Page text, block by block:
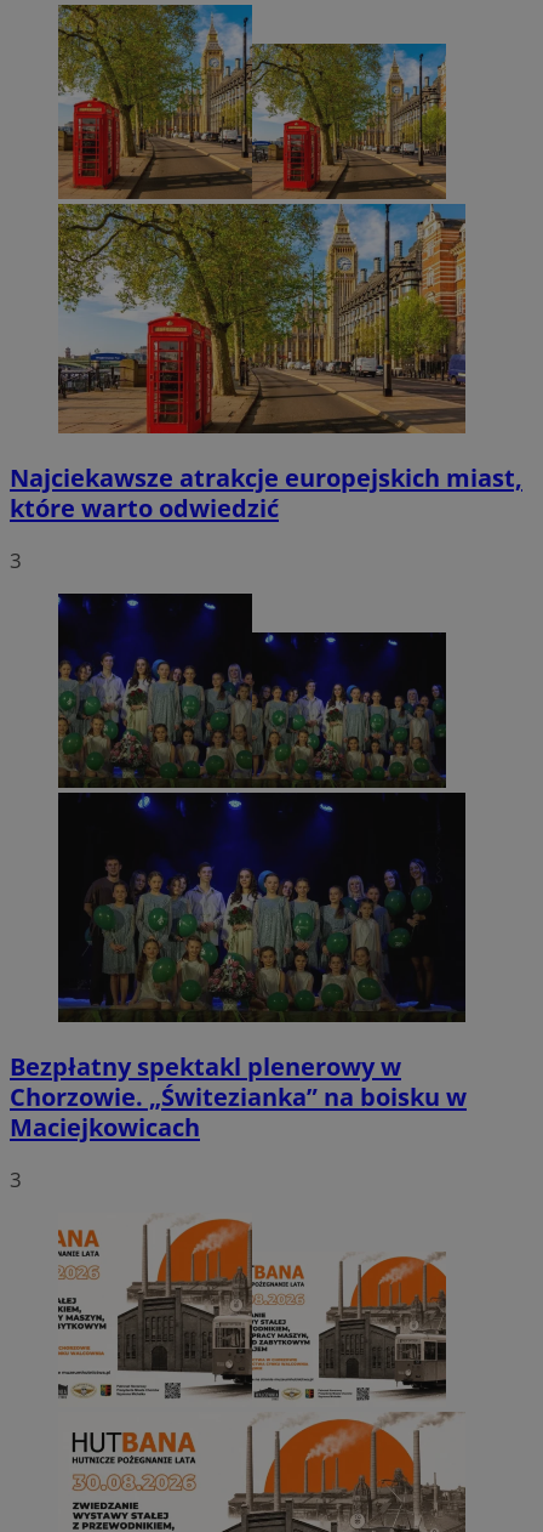
Najciekawsze atrakcje europejskich miast,
które warto odwiedzić
3
Bezpłatny spektakl plenerowy w
Chorzowie. „Świtezianka” na boisku w
Maciejkowicach
3